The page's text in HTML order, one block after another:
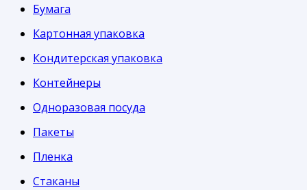
Бумага
Картонная упаковка
Кондитерская упаковка
Контейнеры
Одноразовая посуда
Пакеты
Пленка
Стаканы